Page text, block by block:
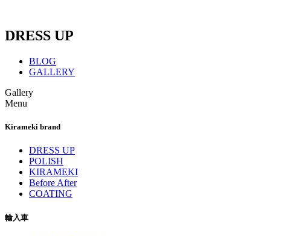
DRESS UP
BLOG
GALLERY
Gallery
Menu
Kirameki brand
DRESS UP
POLISH
KIRAMEKI
Before After
COATING
輸入車